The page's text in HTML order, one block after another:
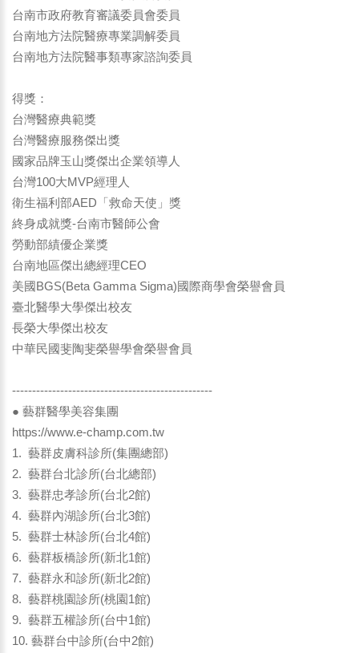
台南市政府教育審議委員會委員
台南地方法院醫療專業調解委員
台南地方法院醫事類專家諮詢委員
得獎：
台灣醫療典範獎
台灣醫療服務傑出獎
國家品牌玉山獎傑出企業領導人
台灣100大MVP經理人
衛生福利部AED「救命天使」獎
終身成就獎-台南市醫師公會
勞動部績優企業獎
台南地區傑出總經理CEO
美國BGS(Beta Gamma Sigma)國際商學會榮譽會員
臺北醫學大學傑出校友
長榮大學傑出校友
中華民國斐陶斐榮譽學會榮譽會員
--------------------------------------------------
● 藝群醫學美容集團
https://www.e-champ.com.tw
1. 藝群皮膚科診所(集團總部)
2. 藝群台北診所(台北總部)
3. 藝群忠孝診所(台北2館)
4. 藝群內湖診所(台北3館)
5. 藝群士林診所(台北4館)
6. 藝群板橋診所(新北1館)
7. 藝群永和診所(新北2館)
8. 藝群桃園診所(桃園1館)
9. 藝群五權診所(台中1館)
10. 藝群台中診所(台中2館)